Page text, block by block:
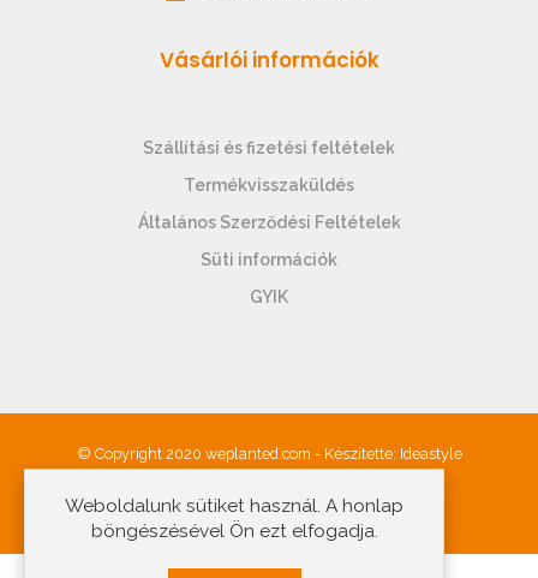
Vásárlói információk
Szállítási és fizetési feltételek
Termékvisszaküldés
Általános Szerződési Feltételek
Süti információk
GYIK
© Copyright 2020 weplanted.com - Készítette: Ideastyle
Weboldalunk sütiket használ. A honlap
böngészésével Ön ezt elfogadja.